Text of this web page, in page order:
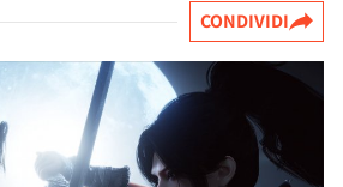
CONDIVIDI